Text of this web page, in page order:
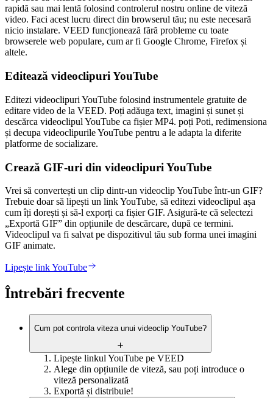
rapidă sau mai lentă folosind controlerul nostru online de viteză
video. Faci acest lucru direct din browserul tău; nu este necesară
nicio instalare. VEED funcționează fără probleme cu toate
browserele web populare, cum ar fi Google Chrome, Firefox și
altele.
Editează videoclipuri YouTube
Editezi videoclipuri YouTube folosind instrumentele gratuite de
editare video de la VEED. Poți adăuga text, imagini și sunet și
descărca videoclipul YouTube ca fișier MP4. poți Poti, redimensiona
și decupa videoclipurile YouTube pentru a le adapta la diferite
platforme de socializare.
Crează GIF-uri din videoclipuri YouTube
Vrei să convertești un clip dintr-un videoclip YouTube într-un GIF?
Trebuie doar să lipești un link YouTube, să editezi videoclipul așa
cum îți dorești și să-l exporți ca fișier GIF. Asigură-te că selectezi
„Exportă GIF” din opțiunile de descărcare, după ce termini.
Videoclipul va fi salvat pe dispozitivul tău sub forma unei imagini
GIF animate.
Lipește link YouTube
Întrebări frecvente
Cum pot controla viteza unui videoclip YouTube?
Lipește linkul YouTube pe VEED
Alege din opțiunile de viteză, sau poți introduce o
viteză personalizată
Exportă și distribuie!